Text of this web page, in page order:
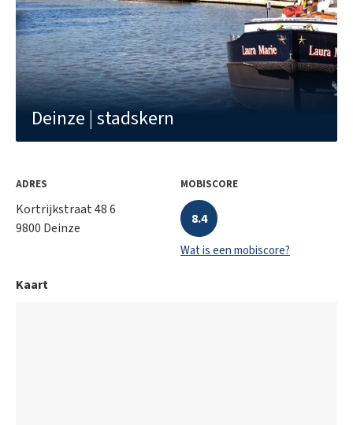
P-score:
Klasse D
G-score:
Klasse D
Afgebakende oeverzone:
Niet van toepassing
Beschermd erfgoed:
Dagvaarding:
Nee
Deinze | stadskern
ADRES
Kortrijkstraat 48 6
9800 Deinze
MOBISCORE
8.4
Wat is een mobiscore?
Kaart